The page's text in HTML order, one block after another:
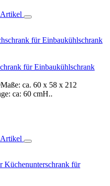
für Einbaukühlschrank
ca. 60 x 58 x 212
ca: 60 cmH..